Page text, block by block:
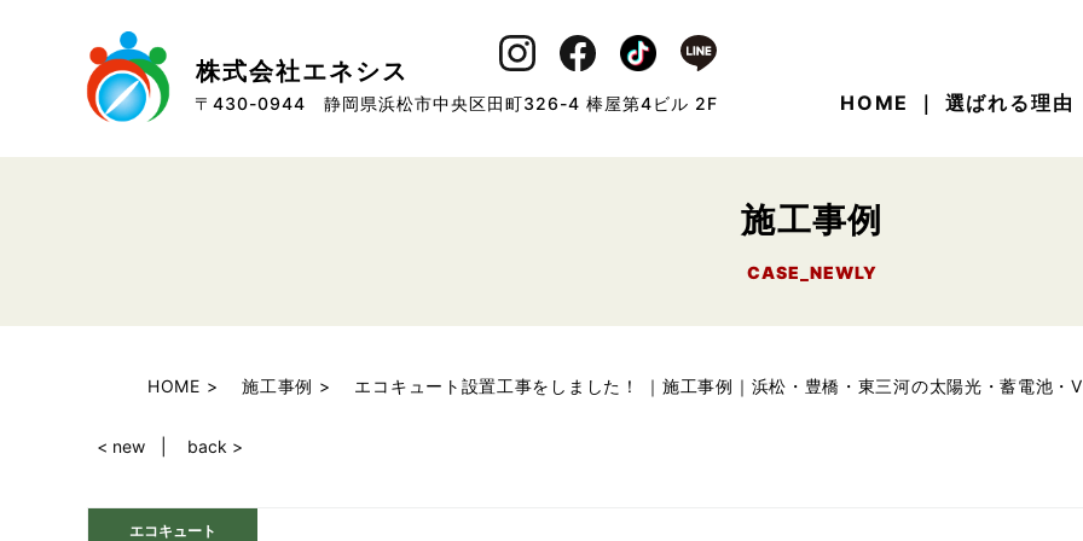
株式会社エネシス
〒430-0944 静岡県浜松市中央区田町326-4 棒屋第4ビル 2F HOME ｜ 選ばれる理由
施工事例
CASE_NEWLY
HOME 施工事例 エコキュート設置工事をしました！ ｜施工事例｜浜松・豊橋・東三河の太陽光・蓄電池・
< new back >
エコキュート